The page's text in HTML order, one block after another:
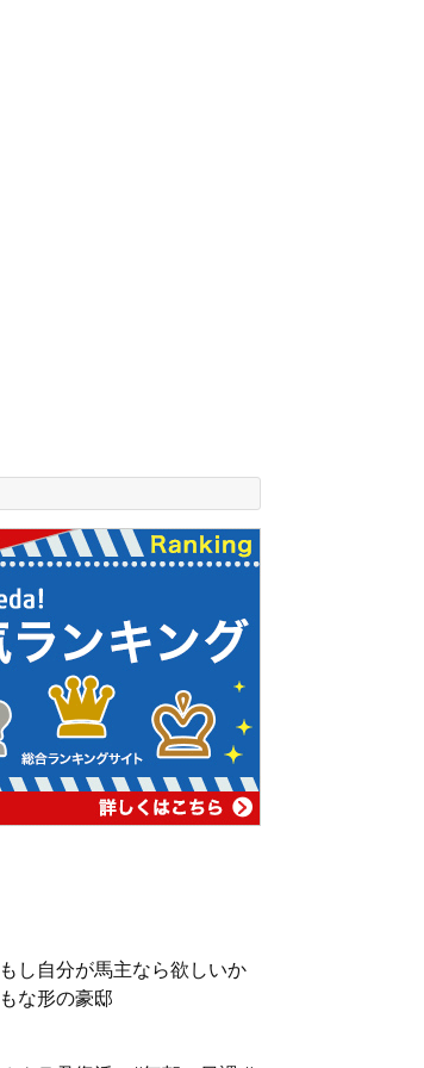
もし自分が馬主なら欲しいか
もな形の豪邸